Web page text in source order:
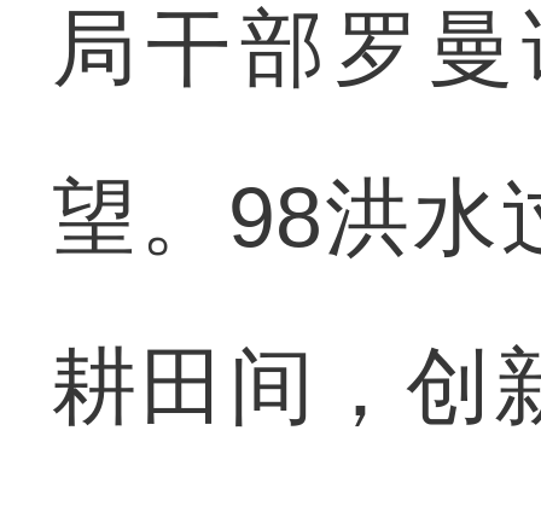
局干部罗
望。98洪水
耕田间，创